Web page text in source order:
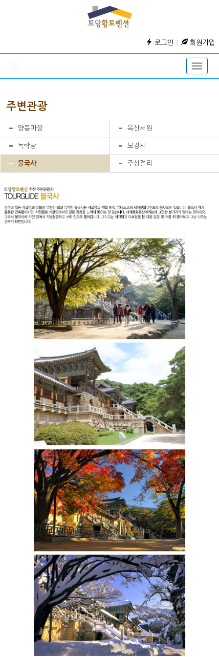
로그인 회원가입
Toggle
주변관광
양동마을 옥산서원
독락당 보경사
불국사 주상절리